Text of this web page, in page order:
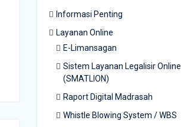
Informasi Penting
Layanan Online
E-Limansagan
Sistem Layanan Legalisir Online
(SMATLION)
Raport Digital Madrasah
Whistle Blowing System / WBS